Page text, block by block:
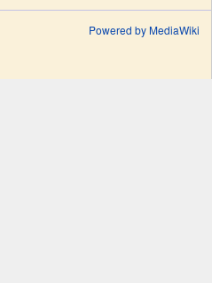
Powered by MediaWiki